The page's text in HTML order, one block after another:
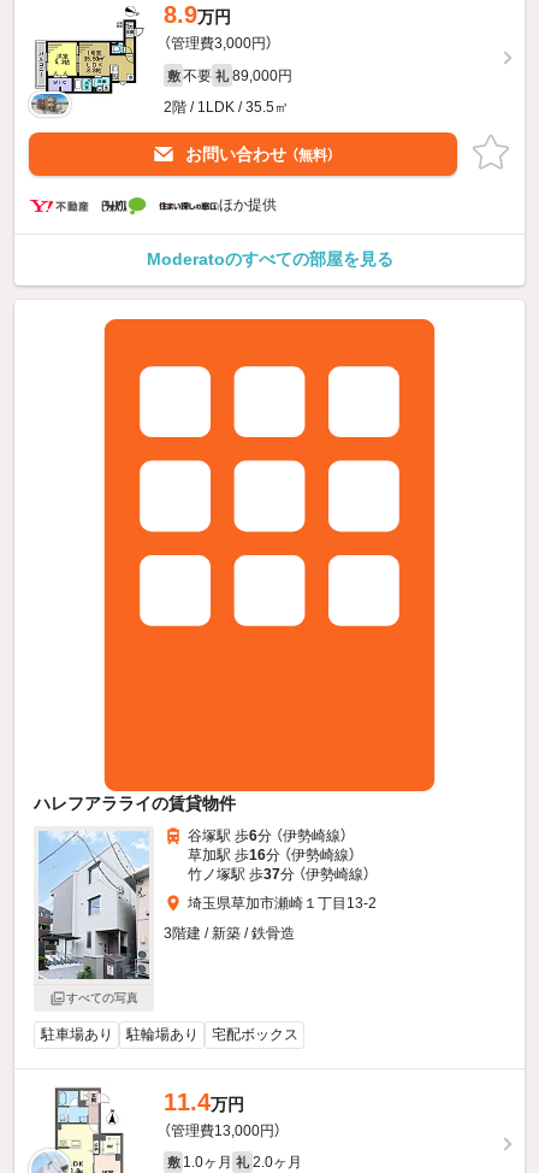
8.9万円
（管理費3,000円）
敷 不要 礼 89,000円
2階 / 1LDK / 35.5㎡
お問い合わせ （無料）
ほか提供
Moderatoのすべての部屋を見る
ハレフアラライの賃貸物件
すべての写真
谷塚駅 歩6分 （伊勢崎線）
草加駅 歩16分 （伊勢崎線）
竹ノ塚駅 歩37分 （伊勢崎線）
埼玉県草加市瀬崎１丁目13-2
3階建 / 新築 / 鉄骨造
駐車場あり 駐輪場あり 宅配ボックス
11.4万円
（管理費13,000円）
敷 1.0ヶ月 礼 2.0ヶ月